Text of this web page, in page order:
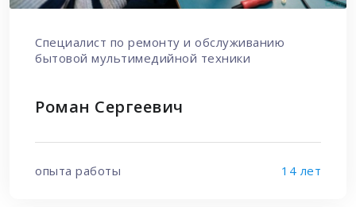
Специалист по ремонту и обслуживанию
бытовой мультимедийной техники
Роман Сергеевич
опыта работы 14 лет